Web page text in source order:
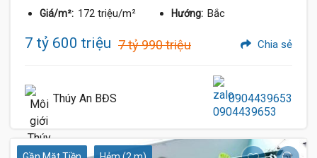
Giá/m²: 172 triệu/m² Hướng: Bắc
7 tỷ 600 triệu 7 tỷ 990 triệu Chia sẻ
Thúy An BĐS 0904439653